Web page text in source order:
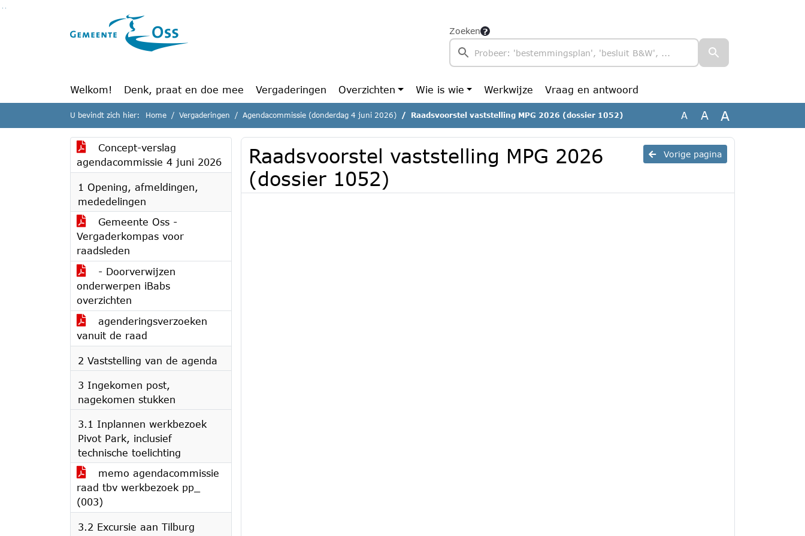
Ga naar de inhoud van deze pagina
Zoeken
Welkom! Denk, praat en doe mee Vergaderingen Overzichten Wie is wie Werkwijze Vraag en antwoord
U bevindt zich hier: Home Vergaderingen Agendacommissie (donderdag 4 juni 2026) Raadsvoorstel vaststelling MPG 2026 (dossier 1052) A A A
Concept-verslag
agendacommissie 4 juni 2026
1 Opening, afmeldingen,
mededelingen
Gemeente Oss -
Vergaderkompas voor
raadsleden
- Doorverwijzen
onderwerpen iBabs
overzichten
agenderingsverzoeken
vanuit de raad
2 Vaststelling van de agenda
3 Ingekomen post,
nagekomen stukken
3.1 Inplannen werkbezoek
Pivot Park, inclusief
technische toelichting
memo agendacommissie
raad tbv werkbezoek pp_
(003)
3.2 Excursie aan Tilburg
Vorige pagina
Raadsvoorstel vaststelling MPG 2026
(dossier 1052)